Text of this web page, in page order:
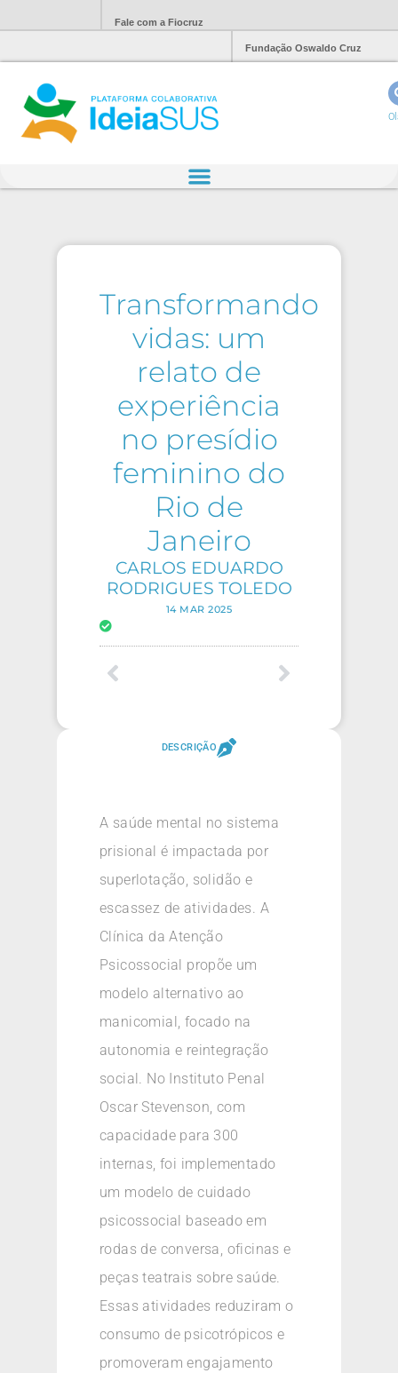
Fale com a Fiocruz
Fundação Oswaldo Cruz
Transformando
vidas: um
relato de
experiência
no presídio
feminino do
Rio de
Janeiro
CARLOS EDUARDO
RODRIGUES TOLEDO
14 MAR 2025
DESCRIÇÃO
A saúde mental no sistema
prisional é impactada por
superlotação, solidão e
escassez de atividades. A
Clínica da Atenção
Psicossocial propõe um
modelo alternativo ao
manicomial, focado na
autonomia e reintegração
social. No Instituto Penal
Oscar Stevenson, com
capacidade para 300
internas, foi implementado
um modelo de cuidado
psicossocial baseado em
rodas de conversa, oficinas e
peças teatrais sobre saúde.
Essas atividades reduziram o
consumo de psicotrópicos e
promoveram engajamento